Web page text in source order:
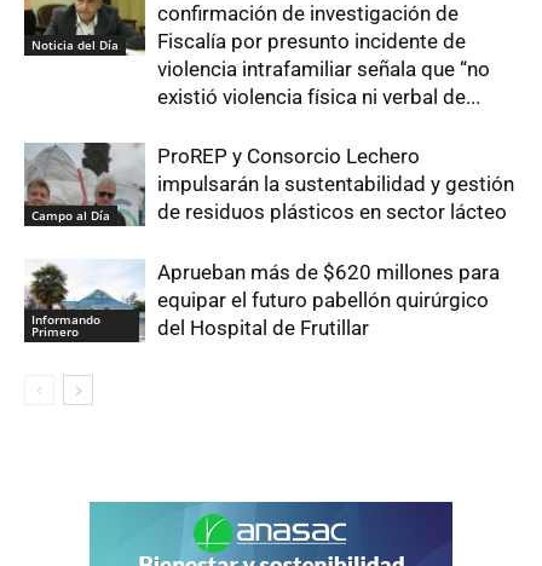
Noticia del Día
confirmación de investigación de
Fiscalía por presunto incidente de
violencia intrafamiliar señala que “no
existió violencia física ni verbal de...
Campo al Día
ProREP y Consorcio Lechero
impulsarán la sustentabilidad y gestión
de residuos plásticos en sector lácteo
Informando
Primero
Aprueban más de $620 millones para
equipar el futuro pabellón quirúrgico
del Hospital de Frutillar